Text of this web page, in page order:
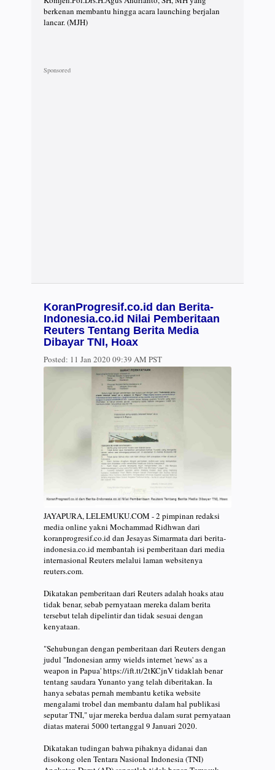
berkenan membantu hingga acara launching berjalan
lancar. (MJH)
KoranProgresif.co.id dan Berita-
Indonesia.co.id Nilai Pemberitaan
Reuters Tentang Berita Media
Dibayar TNI, Hoax
Posted: 11 Jan 2020 09:39 AM PST
JAYAPURA, LELEMUKU.COM - 2 pimpinan redaksi
media online yakni Mochammad Ridhwan dari
koranprogresif.co.id dan Jesayas Simarmata dari berita-
indonesia.co.id membantah isi pemberitaan dari media
internasional Reuters melalui laman websitenya
reuters.com.
Dikatakan pemberitaan dari Reuters adalah hoaks atau
tidak benar, sebab pernyataan mereka dalam berita
tersebut telah dipelintir dan tidak sesuai dengan
kenyataan.
"Sehubungan dengan pemberitaan dari Reuters dengan
judul "Indonesian army wields internet 'news' as a
weapon in Papua' https://ift.tt/2tKCjnV tidaklah benar
tentang saudara Yunanto yang telah diberitakan. Ia
hanya sebatas pernah membantu ketika website
mengalami trobel dan membantu dalam hal publikasi
seputar TNI," ujar mereka berdua dalam surat pernyataan
diatas materai 5000 tertanggal 9 Januari 2020.
Dikatakan tudingan bahwa pihaknya didanai dan
disokong olen Tentara Nasional Indonesia (TNI)